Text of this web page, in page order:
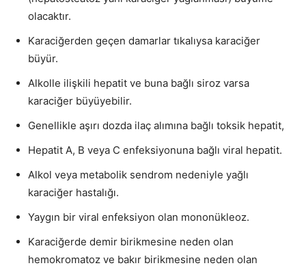
olacaktır.
Karaciğerden geçen damarlar tıkalıysa karaciğer
büyür.
Alkolle ilişkili hepatit ve buna bağlı siroz varsa
karaciğer büyüyebilir.
Genellikle aşırı dozda ilaç alımına bağlı toksik hepatit,
Hepatit A, B veya C enfeksiyonuna bağlı viral hepatit.
Alkol veya metabolik sendrom nedeniyle yağlı
karaciğer hastalığı.
Yaygın bir viral enfeksiyon olan mononükleoz.
Karaciğerde demir birikmesine neden olan
hemokromatoz ve bakır birikmesine neden olan